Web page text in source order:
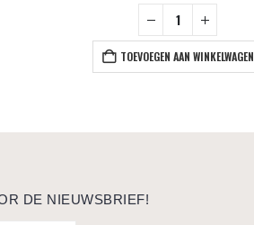
TOEVOEGEN AAN WINKELWAGEN
DE NIEUWSBRIEF!